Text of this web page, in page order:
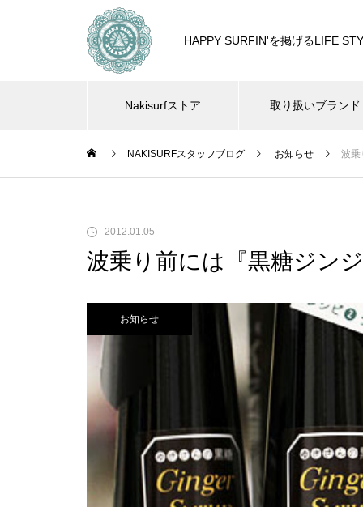
HAPPY SURFIN'を掲げるLIFE
Nakisurfストア 取り扱いブランド
NAKISURFスタッフブログ お知らせ 波乗
2012.01.05
波乗り前には『黒糖ジン
お知らせ